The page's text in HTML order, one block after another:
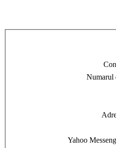
Numarul
Yahoo